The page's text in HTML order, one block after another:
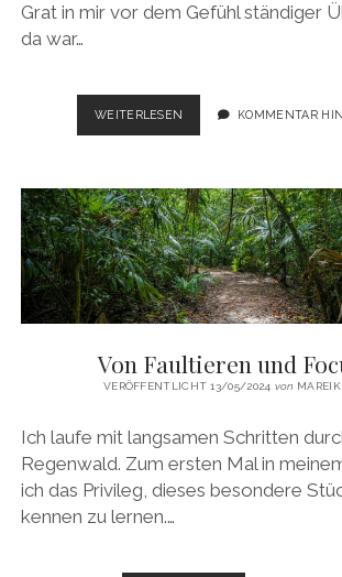
Grat in mir vor dem Gefühl ständiger
da war…
WEITERLESEN
WÜRDE
KOMMENTAR
Von Faultieren und
VERÖFFENTLICHT 13/05/2024 von
Ich laufe mit langsamen Schritten
Regenwald. Zum ersten Mal in
ich das Privileg, dieses besondere
kennen zu lernen.…